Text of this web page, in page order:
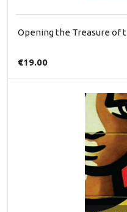
Opening the Treasure of
€19.00